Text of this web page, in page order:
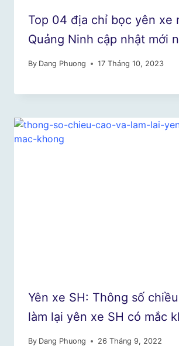
Top 04 địa chỉ bọc yên xe
Quảng Ninh cập nhật mới
By Dang Phuong 17 Tháng 10, 2023
Yên xe SH: Thông số
làm lại yên xe SH có mắc
By Dang Phuong 26 Tháng 9, 2022